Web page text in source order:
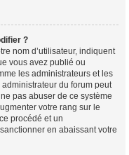
?
nom d’utilisateur, indiquent
vous avez publié ou
les administrateurs et les
du forum peut
pas abuser de ce système
votre rang sur le
procédé et un
en abaissant votre